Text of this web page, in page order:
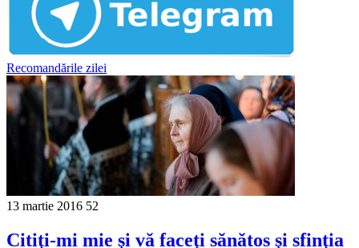
Recomandările zilei
13 martie 2016 52
Citiţi-mi mie şi vă faceţi sănătos şi sfinţia